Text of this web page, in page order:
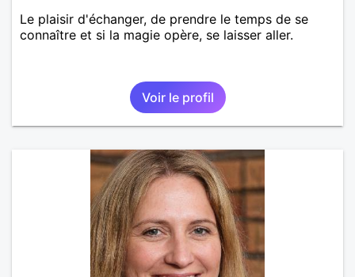
Le plaisir d'échanger, de prendre le temps de se
connaître et si la magie opère, se laisser aller.
Voir le profil